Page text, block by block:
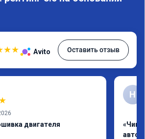
★★ Avito Оставить отзыв
двигателя
Н
«Чип